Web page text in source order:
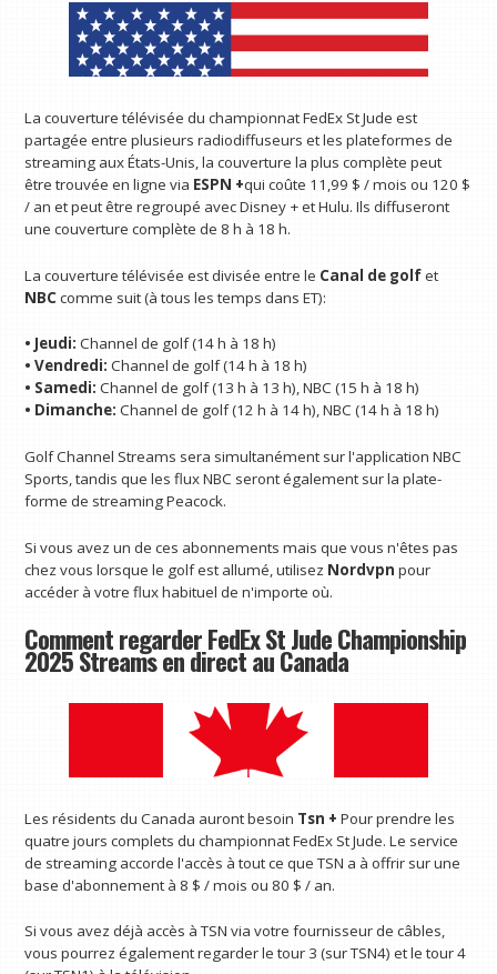
La couverture télévisée du championnat FedEx St Jude est
partagée entre plusieurs radiodiffuseurs et les plateformes de
streaming aux États-Unis, la couverture la plus complète peut
être trouvée en ligne via ESPN +qui coûte 11,99 $ / mois ou 120 $
/ an et peut être regroupé avec Disney + et Hulu. Ils diffuseront
une couverture complète de 8 h à 18 h.
La couverture télévisée est divisée entre le Canal de golfet
NBCcomme suit (à tous les temps dans ET):
• Jeudi:Channel de golf (14 h à 18 h)
• Vendredi:Channel de golf (14 h à 18 h)
• Samedi: Channel de golf (13 h à 13 h), NBC (15 h à 18 h)
• Dimanche: Channel de golf (12 h à 14 h), NBC (14 h à 18 h)
Golf Channel Streams sera simultanément sur l'application NBC
Sports, tandis que les flux NBC seront également sur la plate-
forme de streaming Peacock.
Si vous avez un de ces abonnements mais que vous n'êtes pas
chez vous lorsque le golf est allumé, utilisez Nordvpn pour
accéder à votre flux habituel de n'importe où.
Comment regarder FedEx St Jude Championship
2025 Streams en direct au Canada
Les résidents du Canada auront besoin Tsn + Pour prendre les
quatre jours complets du championnat FedEx St Jude. Le service
de streaming accorde l'accès à tout ce que TSN a à offrir sur une
base d'abonnement à 8 $ / mois ou 80 $ / an.
Si vous avez déjà accès à TSN via votre fournisseur de câbles,
vous pourrez également regarder le tour 3 (sur TSN4) et le tour 4